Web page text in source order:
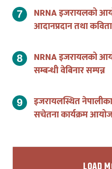
NRNA इजरायलको
आदानप्रदान तथा
NRNA इजरायलको
सम्बन्धी वेबिनार सम्पन्न
इजरायलस्थित
सचेतना कार्यक्रम